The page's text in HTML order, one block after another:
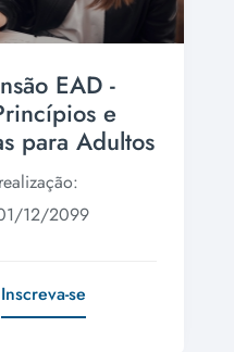
EAD -
e
para Adultos
12/2099
Inscreva-se